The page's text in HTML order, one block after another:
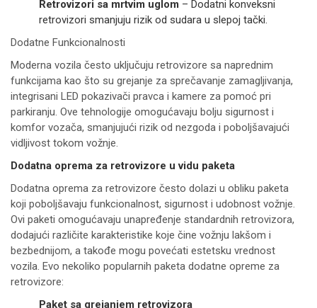
Retrovizori sa mrtvim uglom – Dodatni konveksni
retrovizori smanjuju rizik od sudara u slepoj tački.
Dodatne Funkcionalnosti
Moderna vozila često uključuju retrovizore sa naprednim
funkcijama kao što su grejanje za sprečavanje zamagljivanja,
integrisani LED pokazivači pravca i kamere za pomoć pri
parkiranju. Ove tehnologije omogućavaju bolju sigurnost i
komfor vozača, smanjujući rizik od nezgoda i poboljšavajući
vidljivost tokom vožnje.
Dodatna oprema za retrovizore u vidu paketa
Dodatna oprema za retrovizore često dolazi u obliku paketa
koji poboljšavaju funkcionalnost, sigurnost i udobnost vožnje.
Ovi paketi omogućavaju unapređenje standardnih retrovizora,
dodajući različite karakteristike koje čine vožnju lakšom i
bezbednijom, a takođe mogu povećati estetsku vrednost
vozila. Evo nekoliko popularnih paketa dodatne opreme za
retrovizore:
Paket sa grejanjem retrovizora